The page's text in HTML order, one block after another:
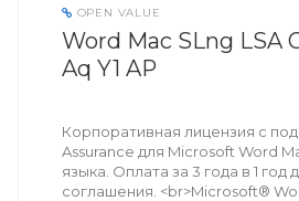
OPEN VALUE
Word Mac SLng LSA
Aq Y1 AP
Корпоративная лицензия с
Assurance для Microsoft Word
языка. Оплата за 3 года в 1 год
соглашения. <br>Microsoft®